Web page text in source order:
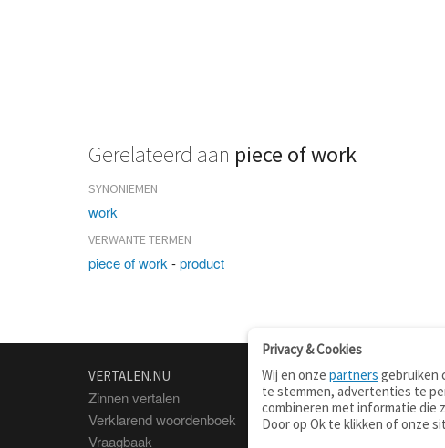
Gerelateerd aan piece of work
SYNONIEMEN
work
VERWANTE TERMEN
piece of work -product
VERTALEN.NU
Zinnen vertalen
Verklarend woordenboek
Vraagbaak
OVER
Over deze site
Contact
Privacy & Cookies
Wij en onze partners gebruiken
te stemmen, advertenties te
combineren met informatie die
Door op Ok te klikken of onze